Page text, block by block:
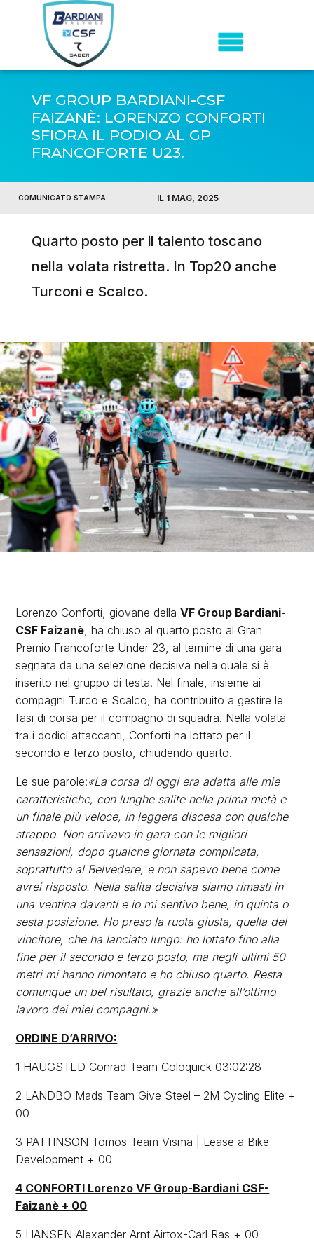
VF GROUP BARDIANI-CSF
FAIZANÈ: LORENZO CONFORTI
SFIORA IL PODIO AL GP
FRANCOFORTE U23.
COMUNICATO STAMPA IL 1 MAG, 2025
Quarto posto per il talento toscano
nella volata ristretta. In Top20 anche
Turconi e Scalco.
Lorenzo Conforti, giovane dellaVF Group Bardiani-
CSF Faizanè , ha chiuso al quarto posto al Gran
Premio Francoforte Under 23, al termine di una gara
segnata da una selezione decisiva nella quale si è
inserito nel gruppo di testa. Nel finale, insieme ai
compagni Turco e Scalco, ha contribuito a gestire le
fasi di corsa per il compagno di squadra. Nella volata
tra i dodici attaccanti, Conforti ha lottato per il
secondo e terzo posto, chiudendo quarto.
Le sue parole:«La corsa di oggi era adatta alle mie
caratteristiche, con lunghe salite nella prima metà e
un finale più veloce, in leggera discesa con qualche
strappo. Non arrivavo in gara con le migliori
sensazioni, dopo qualche giornata complicata,
soprattutto al Belvedere, e non sapevo bene come
avrei risposto. Nella salita decisiva siamo rimasti in
una ventina davanti e io mi sentivo bene, in quinta o
sesta posizione. Ho preso la ruota giusta, quella del
vincitore, che ha lanciato lungo: ho lottato fino alla
fine per il secondo e terzo posto, ma negli ultimi 50
metri mi hanno rimontato e ho chiuso quarto. Resta
comunque un bel risultato, grazie anche all’ottimo
lavoro dei miei compagni.»
ORDINE D’ARRIVO:
1 HAUGSTED Conrad Team Coloquick 03:02:28
2 LANDBO Mads Team Give Steel – 2M Cycling Elite +
00
3 PATTINSON Tomos Team Visma | Lease a Bike
Development + 00
4 CONFORTI Lorenzo VF Group-Bardiani CSF-
Faizanè + 00
5 HANSEN Alexander Arnt Airtox-Carl Ras + 00